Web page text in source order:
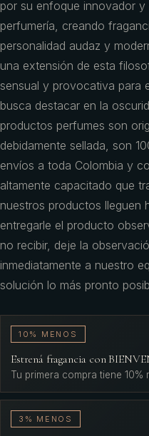
por su enfoque innovador
perfumería, creando
personalidad audaz y
una extensión de esta
sensual y provocativa para
busca destacar en la
productos perfumes son
debidamente sellada, son
envíos a toda Colombia y
altamente capacitado que
nuestros productos lleguen
entregarle el producto
no recibir, deje la
inmediatamente a nuestro
solución lo más pronto
10% MENOS
Estrená fragancia con
Tu primera compra tiene 10%
3% MENOS